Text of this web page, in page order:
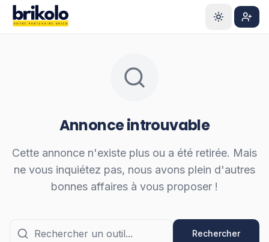
Aller au contenu principal
Annonce introuvable
Cette annonce n'existe plus ou a été retirée. Mais
ne vous inquiétez pas, nous avons plein d'autres
bonnes affaires à vous proposer !
Rechercher